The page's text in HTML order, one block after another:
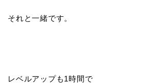
それと一緒です。
レベルアップも1時間で